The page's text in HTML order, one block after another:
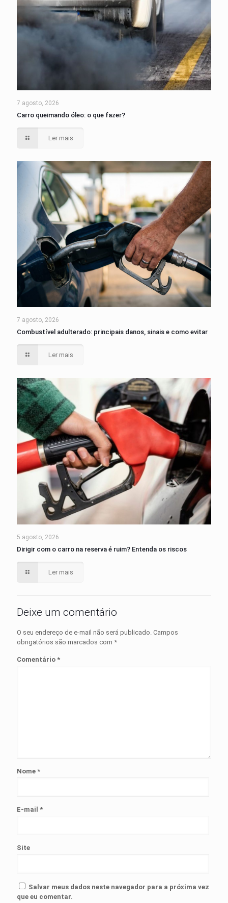
7 agosto, 2026
Carro queimando óleo: o que fazer?
Ler mais
7 agosto, 2026
Combustível adulterado: principais danos, sinais e como evitar
Ler mais
5 agosto, 2026
Dirigir com o carro na reserva é ruim? Entenda os riscos
Ler mais
Deixe um comentário
O seu endereço de e-mail não será publicado. Campos
obrigatórios são marcados com *
Comentário *
Nome *
E-mail *
Site
Salvar meus dados neste navegador para a próxima vez
que eu comentar.